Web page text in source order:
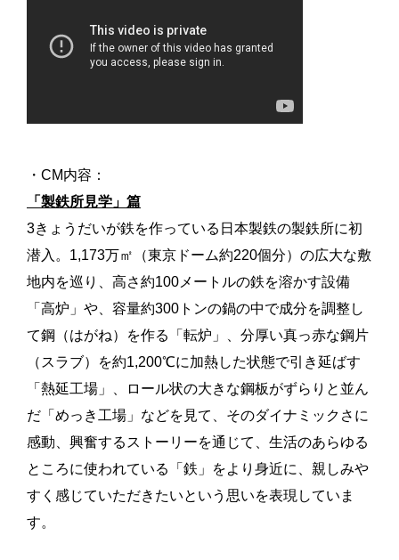
・CM内容：
「製鉄所見学」篇
3きょうだいが鉄を作っている日本製鉄の製鉄所に初
潜入。1,173万㎡（東京ドーム約220個分）の広大な敷
地内を巡り、高さ約100メートルの鉄を溶かす設備
「高炉」や、容量約300トンの鍋の中で成分を調整し
て鋼（はがね）を作る「転炉」、分厚い真っ赤な鋼片
（スラブ）を約1,200℃に加熱した状態で引き延ばす
「熱延工場」、ロール状の大きな鋼板がずらりと並ん
だ「めっき工場」などを見て、そのダイナミックさに
感動、興奮するストーリーを通じて、生活のあらゆる
ところに使われている「鉄」をより身近に、親しみや
すく感じていただきたいという思いを表現していま
す。